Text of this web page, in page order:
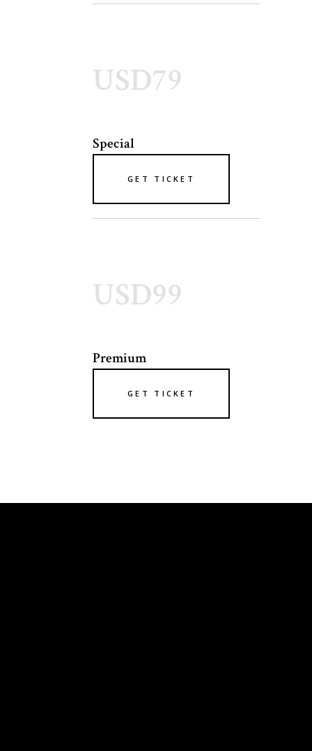
USD79
Special
GET TICKET
USD99
Premium
GET TICKET